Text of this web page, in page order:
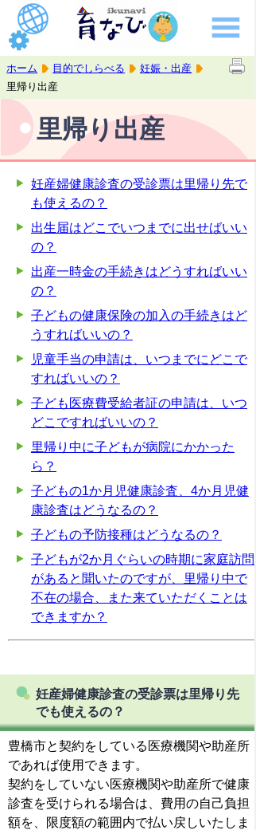
ホーム 目的でしらべる
妊娠・出産
里帰り出産
里帰り出産
妊産婦健康診査の受診票は里帰り先で
も使えるの？
出生届はどこでいつまでに出せばいい
の？
出産一時金の手続きはどうすればいい
の？
子どもの健康保険の加入の手続きはど
うすればいいの？
児童手当の申請は、いつまでにどこで
すればいいの？
子ども医療費受給者証の申請は、いつ
どこですればいいの？
里帰り中に子どもが病院にかかった
ら？
子どもの1か月児健康診査、4か月児健
康診査はどうなるの？
子どもの予防接種はどうなるの？
子どもが2か月ぐらいの時期に家庭訪問
があると聞いたのですが、里帰り中で
不在の場合、また来ていただくことは
できますか？
妊産婦健康診査の受診票は里帰り先
でも使えるの？
豊橋市と契約をしている医療機関や助産所
であれば使用できます。
契約をしていない医療機関や助産所で健康
診査を受けられる場合は、費用の自己負担
額を、限度額の範囲内で払い戻しいたしま